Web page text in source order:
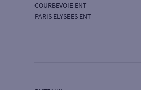
COURBEVOIE ENT
PARIS ELYSEES ENT